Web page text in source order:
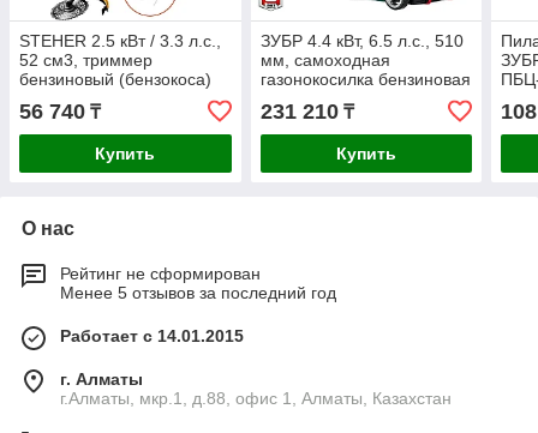
STEHER 2.5 кВт / 3.3 л.с.,
52 см3, триммер
бензиновый (бензокоса)
56 740 ₸
Купить
ЗУБР 4.4 кВт, 6.5 л.с., 510
мм, самоходная
газонокосилка бензиновая
231 210₸
Купить
(1,5
О нас
Рейтинг не сформирован
Менее 5 отзывов за последний год
Работает с 14.01.2015
г. Алматы
г.Алматы, мкр.1, д.88, офис 1, Алматы, Казахстан